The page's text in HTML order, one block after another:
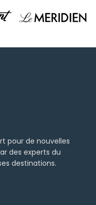
pour de nouvelles
des experts du
destinations.